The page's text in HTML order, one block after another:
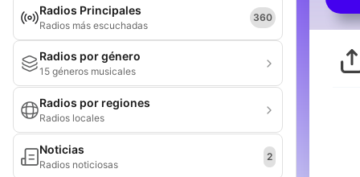
Radios Principales
Radios más escuchadas
360
Radios por género
15 géneros musicales
Radios por regiones
Radios locales
Noticias
Radios noticiosas
2